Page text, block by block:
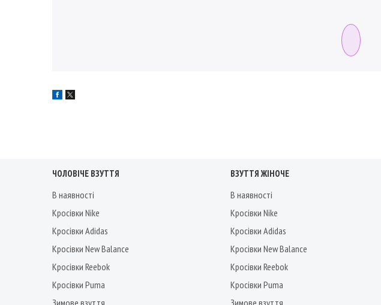
ЧОЛОВІЧЕ ВЗУТТЯ
В наявності
Кросівки Nike
Кросівки Adidas
Кросівки New Balance
Кросівки Reebok
Кросівки Puma
Зимове взуття
ВЗУТТЯ ЖІНОЧЕ
В наявності
Кросівки Nike
Кросівки Adidas
Кросівки New Balance
Кросівки Reebok
Кросівки Puma
Зимове взуття